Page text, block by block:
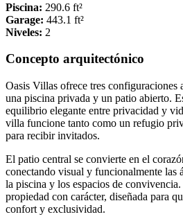
Piscina: 290.6 ft²
Garage: 443.1 ft²
Niveles: 2
Concepto arquitectónico
Oasis Villas ofrece tres configuraciones
una piscina privada y un patio abierto.
equilibrio elegante entre privacidad y
villa funcione tanto como un refugio
para recibir invitados.
El patio central se convierte en el
conectando visual y funcionalmente las
la piscina y los espacios de
propiedad con carácter, diseñada para
confort y exclusividad.